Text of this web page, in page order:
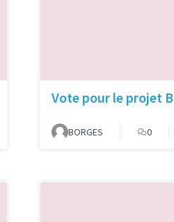
Vote pour le projet B
BORGES 0